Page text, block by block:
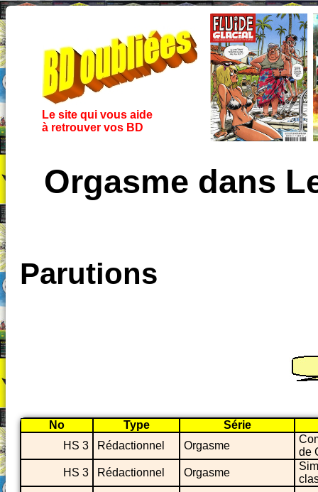
Le site qui vous aide
à retrouver vos BD
Orgasme dans
Parutions
No Type
Série
HS 3
Rédactionnel Orgasme
de
HS 3
Rédactionnel Orgasme